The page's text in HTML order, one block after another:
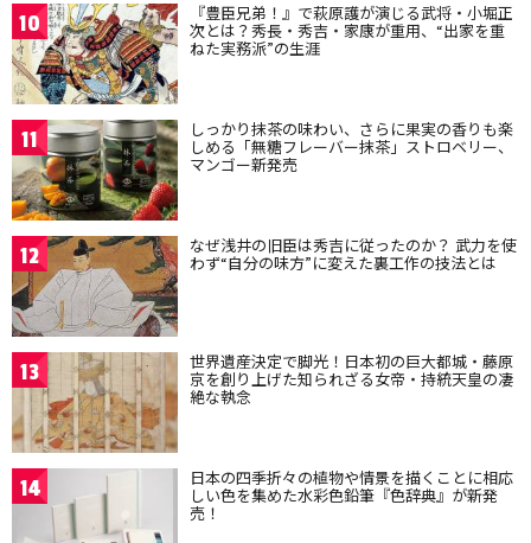
10 『豊臣兄弟！』で萩原護が演じる武将・小堀正
次とは？秀長・秀吉・家康が重用、“出家を重
ねた実務派”の生涯
11 しっかり抹茶の味わい、さらに果実の香りも楽
しめる「無糖フレーバー抹茶」ストロベリー、
マンゴー新発売
12 なぜ浅井の旧臣は秀吉に従ったのか？ 武力を使
わず“自分の味方”に変えた裏工作の技法とは
13 世界遺産決定で脚光！日本初の巨大都城・藤原
京を創り上げた知られざる女帝・持統天皇の凄
絶な執念
14 日本の四季折々の植物や情景を描くことに相応
しい色を集めた水彩色鉛筆『色辞典』が新発
売！